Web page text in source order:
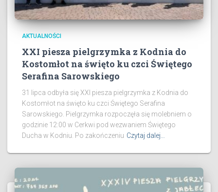
AKTUALNOŚCI
XXI piesza pielgrzymka z Kodnia do
Kostomłot na święto ku czci Świętego
Serafina Sarowskiego
31 lipca odbyła się XXI piesza pielgrzymka z Kodnia do
Kostomłot na święto ku czci Świętego Serafina
Sarowskiego. Pielgrzymka rozpoczęła się molebniem o
godzinie 12:00 w Cerkwi pod wezwaniem Świętego
Ducha w Kodniu. Po zakończeniu Czytaj dalej…